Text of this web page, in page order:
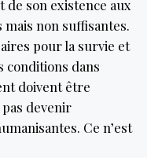
son existence aux
non suffisantes.
pour la survie et
conditions dans
doivent être
devenir
Ce n’est